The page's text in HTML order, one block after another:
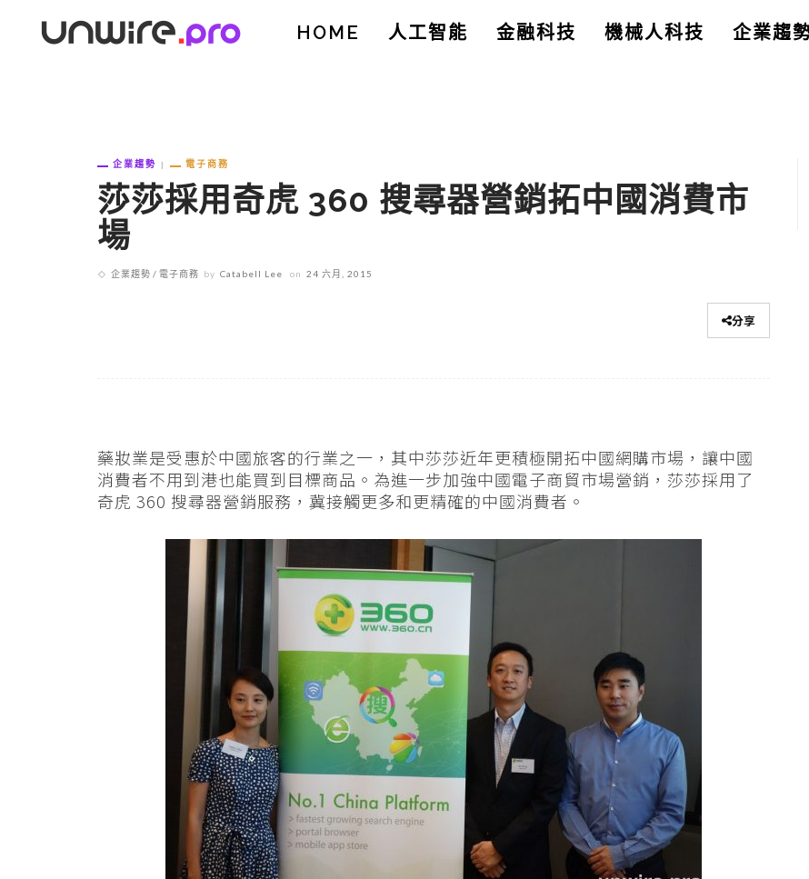
HOME 人工智能 金融科技 機械人科技 企業趨
企業趨勢 電子商務
莎莎採用奇虎 360 搜尋器營銷拓中國消費市
場
企業趨勢 電子商務 by Catabell Lee on 24 六月, 2015
分享
藥妝業是受惠於中國旅客的行業之一，其中莎莎近年更積極開拓中國網購市場，讓中國
消費者不用到港也能買到目標商品。為進一步加強中國電子商貿市場營銷，莎莎採用了
奇虎 360 搜尋器營銷服務，冀接觸更多和更精確的中國消費者。